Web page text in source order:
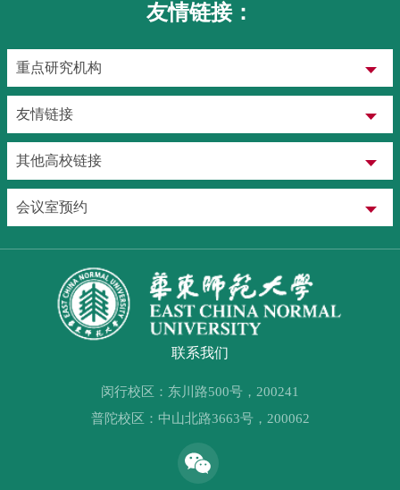
友情链接：
重点研究机构
友情链接
其他高校链接
会议室预约
联系我们
闵行校区：东川路500号，200241
普陀校区：中山北路3663号，200062